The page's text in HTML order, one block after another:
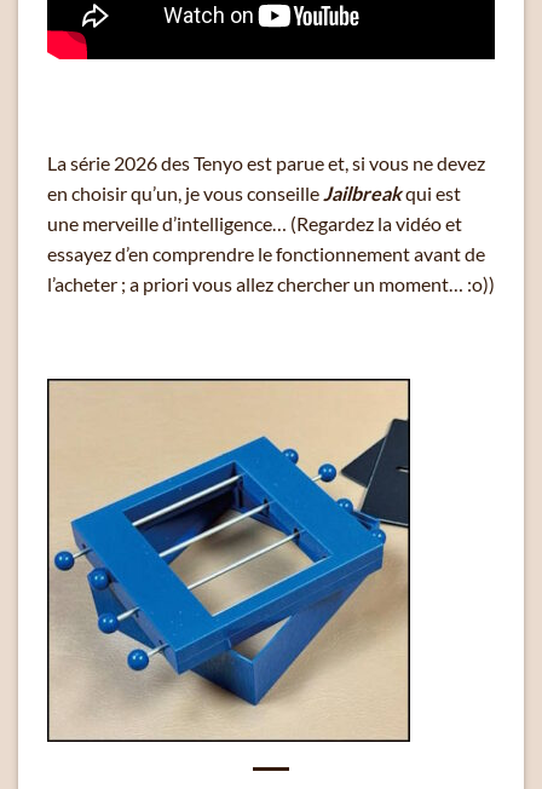
La série 2026 des Tenyo est parue et, si vous ne devez
en choisir qu’un, je vous conseille Jailbreakqui est
une merveille d’intelligence… (Regardez la vidéo et
essayez d’en comprendre le fonctionnement avant de
l’acheter ; a priori vous allez chercher un moment… :o))